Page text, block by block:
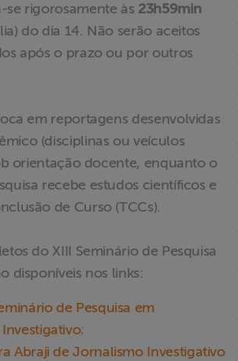
se rigorosamente às 23h59min
do dia 14. Não serão aceitos
após o prazo ou por outros
em reportagens desenvolvidas
(disciplinas ou veículos
orientação docente, enquanto o
recebe estudos científicos e
de Curso (TCCs).
do XIII Seminário de Pesquisa
disponíveis nos links:
de Pesquisa em
;
Abraji de Jornalismo Investigativo